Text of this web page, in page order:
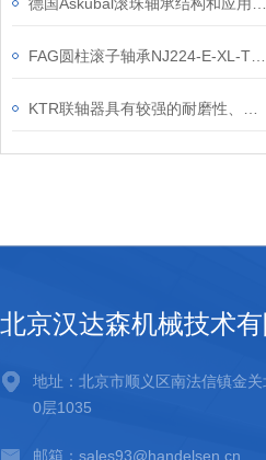
北京汉达森机械技术有
地址：北京市顺义区南法信镇金
0层1035
邮箱：sales93@handelsen.cn